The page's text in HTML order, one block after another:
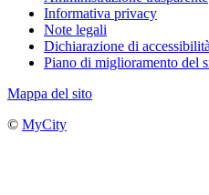
Informativa privacy
Note legali
Dichiarazione di accessibilità
Piano di miglioramento del
Mappa del sito
© MyCity